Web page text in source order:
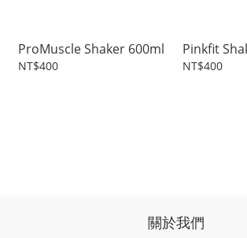
ProMuscle Shaker 600ml
NT$400
Pinkfit
NT$400
關於我們